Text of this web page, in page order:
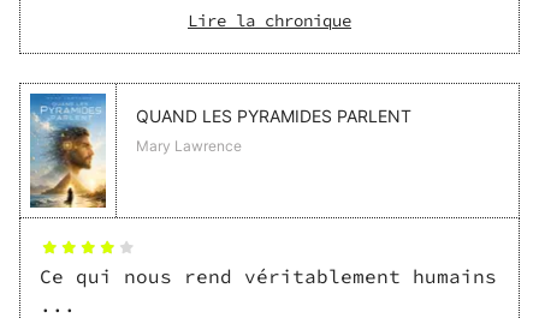
dédramatiser des sujets souvent tus, comme le baby
parent, on ressent facil
Lire la chronique
QUAND LES PYRAMIDES PARLENT
Mary Lawrence
Ce qui nous rend véritablement humains
...